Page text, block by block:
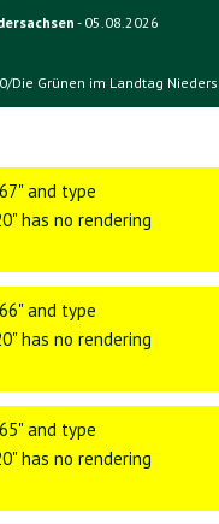
- 05.08.2026
and type
has no rendering
and type
has no rendering
and type
has no rendering